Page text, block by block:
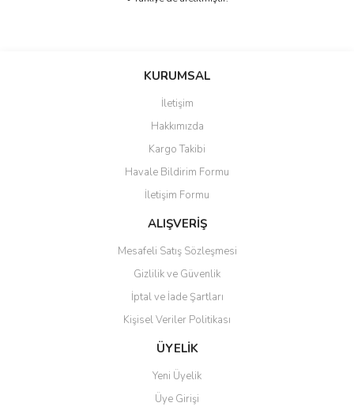
Bu ürüne ilk yorumu siz yapın!
Ürün resmi kalitesiz, bozuk veya görüntülenemiyor.
Ürün açıklamasında eksik bilgiler bulunuyor.
Ürün bilgilerinde hatalar bulunuyor.
Ürün fiyatı diğer sitelerden daha pahalı.
Bu ürüne benzer farklı alternatifler olmalı.
Gönder
KURUMSAL
İletişim
Hakkımızda
Kargo Takibi
Havale Bildirim Formu
İletişim Formu
ALIŞVERİŞ
Mesafeli Satış Sözleşmesi
Gizlilik ve Güvenlik
İptal ve İade Şartları
Kişisel Veriler Politikası
ÜYELİK
Yeni Üyelik
Üye Girişi